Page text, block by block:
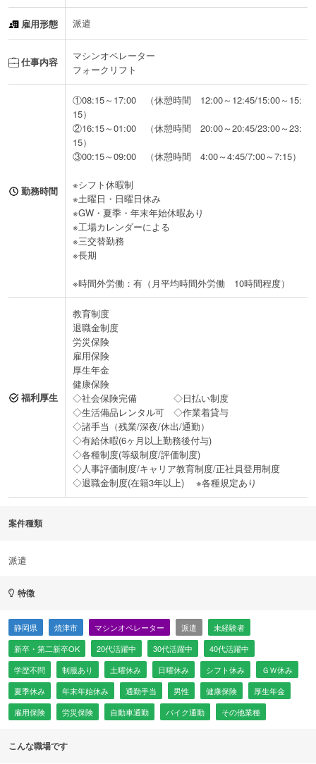
雇用形態 派遣
仕事内容
マシンオペレーター
フォークリフト
勤務時間
①08:15～17:00 （休憩時間 12:00～12:45/15:00～15:
15）
②16:15～01:00 （休憩時間 20:00～20:45/23:00～23:
15）
③00:15～09:00 （休憩時間 4:00～4:45/7:00～7:15）
※シフト休暇制
※土曜日・日曜日休み
※GW・夏季・年末年始休暇あり
※工場カレンダーによる
※三交替勤務
※長期
※時間外労働：有（月平均時間外労働 10時間程度）
福利厚生
教育制度
退職金制度
労災保険
雇用保険
厚生年金
健康保険
◇社会保険完備 ◇日払い制度
◇生活備品レンタル可 ◇作業着貸与
◇諸手当（残業/深夜/休出/通勤）
◇有給休暇(6ヶ月以上勤務後付与)
◇各種制度(等級制度/評価制度)
◇人事評価制度/キャリア教育制度/正社員登用制度
◇退職金制度(在籍3年以上) ※各種規定あり
案件種類
派遣
特徴
静岡県 焼津市 マシンオペレーター 派遣
未経験者
新卒・第二新卒OK
20代活躍中 30代活躍中
40代活躍中
学歴不問
制服あり 土曜休み 日曜休み シフト休み
ＧＷ休み
夏季休み
年末年始休み 通勤手当 男性 健康保険
厚生年金
雇用保険
労災保険 自動車通勤 バイク通勤 その他業種
こんな職場です